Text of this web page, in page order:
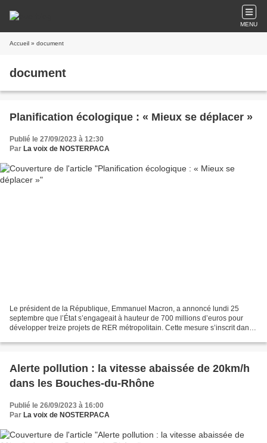
MENU
Accueil » document
document
Planification écologique : « Mieux se déplacer »
Publié le 27/09/2023 à 12:30
Par La voix de NOSTERPACA
Le président de la République, Emmanuel Macron, a annoncé lundi 25
septembre que l’État s’engageait à hauteur de 700 millions d’euros pour
développer treize projets de RER métropolitain. Cette mesure s’inscrit dans
Alerte pollution : la vitesse abaissée de 20km/h
dans les Bouches-du-Rhône
Publié le 26/09/2023 à 16:00
Par La voix de NOSTERPACA